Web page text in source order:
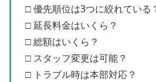
□ 優先順位は3つに絞れている
□ 延長料金はいくら？
□ 総額はいくら？
□ スタッフ変更は可能？
□ トラブル時は本部対応？